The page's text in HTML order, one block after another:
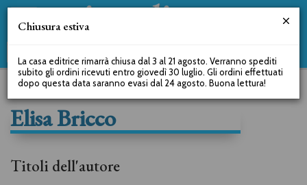
Elisa Bricco
Titoli dell'autore
Chiusura estiva
La casa editrice rimarrà chiusa dal 3 al 21 agosto. Verranno spediti
subito gli ordini ricevuti entro giovedì 30 luglio. Gli ordini effettuati
dopo questa data saranno evasi dal 24 agosto. Buona lettura!